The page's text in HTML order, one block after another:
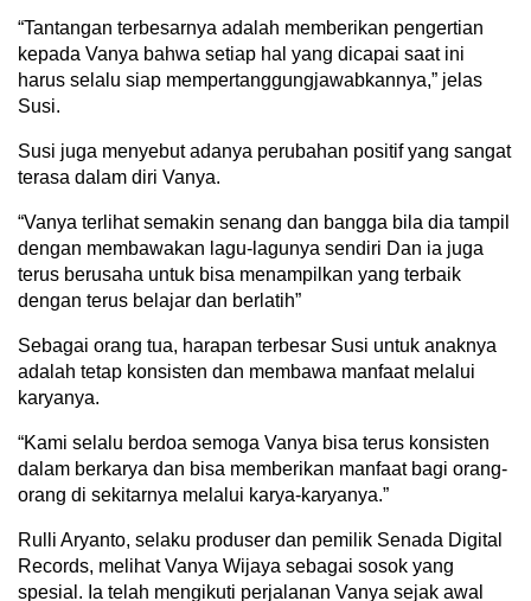
“Tantangan terbesarnya adalah memberikan pengertian
kepada Vanya bahwa setiap hal yang dicapai saat ini
harus selalu siap mempertanggungjawabkannya,” jelas
Susi.
Susi juga menyebut adanya perubahan positif yang sangat
terasa dalam diri Vanya.
“Vanya terlihat semakin senang dan bangga bila dia tampil
dengan membawakan lagu-lagunya sendiri Dan ia juga
terus berusaha untuk bisa menampilkan yang terbaik
dengan terus belajar dan berlatih”
Sebagai orang tua, harapan terbesar Susi untuk anaknya
adalah tetap konsisten dan membawa manfaat melalui
karyanya.
“Kami selalu berdoa semoga Vanya bisa terus konsisten
dalam berkarya dan bisa memberikan manfaat bagi orang-
orang di sekitarnya melalui karya-karyanya.”
Rulli Aryanto, selaku produser dan pemilik Senada Digital
Records, melihat Vanya Wijaya sebagai sosok yang
spesial. Ia telah mengikuti perjalanan Vanya sejak awal